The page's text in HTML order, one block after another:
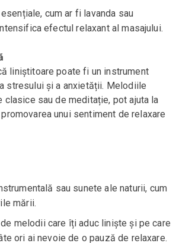
cum ar fi lavanda sau
efectul relaxant al masajului.
liniștitoare poate fi un instrument
stresului și a anxietății. Melodiile
clasice sau de meditație, pot ajuta la
unui sentiment de relaxare
sau sunete ale naturii, cum
mării.
melodii care îți aduc liniște și pe care
ori ai nevoie de o pauză de relaxare.